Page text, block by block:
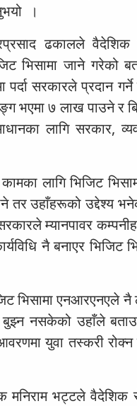
।
ढकालले वैदेशिक
भिसामा जाने गरेको
सरकारले प्रदान
भएमा ७ लाख पाउने र
लागि सरकार,
लागि भिजिट
उहाँहरूको उद्देश्य
म्यानपावर
नै बनाएर भिजिट
भिसामा एनआरएनएले
नसकेको उहाँले
युवा तस्करी रोक्न
भट्टले वैदेशिक